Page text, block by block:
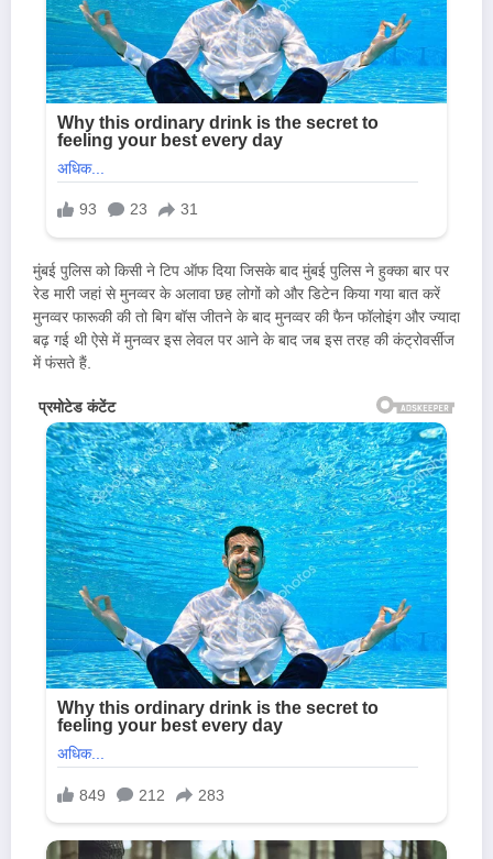
मुंबई पुलिस को किसी ने टिप ऑफ दिया जिसके बाद मुंबई पुलिस ने हुक्का बार पर
रेड मारी जहां से मुनव्वर के अलावा छह लोगों को और डिटेन किया गया बात करें
मुनव्वर फारूकी की तो बिग बॉस जीतने के बाद मुनव्वर की फैन फॉलोइंग और ज्यादा
बढ़ गई थी ऐसे में मुनव्वर इस लेवल पर आने के बाद जब इस तरह की कंट्रोवर्सीज
में फंसते हैं.